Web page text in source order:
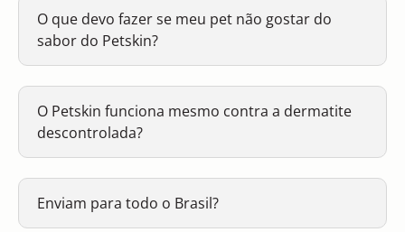
O que devo fazer se meu pet não gostar do
sabor do Petskin?
O Petskin funciona mesmo contra a dermatite
descontrolada?
Enviam para todo o Brasil?